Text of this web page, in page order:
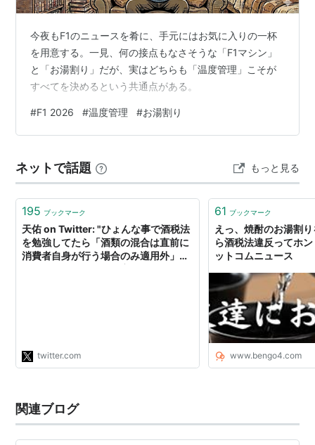
今夜もF1のニュースを肴に、手元にはお気に入りの一杯
を用意する。一見、何の接点もなさそうな「F1マシン」
と「お湯割り」だが、実はどちらも「温度管理」こそが
すべてを決めるという共通点がある。
#F1 2026 #温度管理 #お湯割り
ネットで話題 もっと見る
195 ブックマーク
天佑 on Twitter: "ひょんな事で酒税法
を勉強してたら「酒類の混合は直前に
消費者自身が行う場合のみ適用外」と
twitter.com
61 ブックマーク
えっ、焼酎のお湯割
ら酒税法違反ってホ
ットコムニュース
www.bengo4.com
関連ブログ